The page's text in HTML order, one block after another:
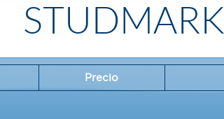
STUDMARK
Precio